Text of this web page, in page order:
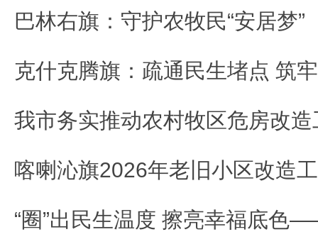
巴林右旗：守护农牧民“安居梦”
克什克腾旗：疏通民生堵点 筑
我市务实推动农村牧区危房改造